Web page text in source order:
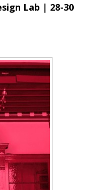
Lab | 28-30